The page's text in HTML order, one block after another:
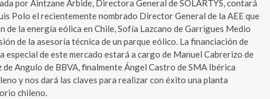
por Aintzane Arbide, Directora General de SOLARTYS, contará
Polo el recientemente nombrado Director General de la AEE que
de la energía eólica en Chile, Sofía Lazcano de Garrigues Medio
de la asesoría técnica de un parque eólico. La financiación de
de este mercado estará a cargo de Manuel Cabrerizo de
Angulo de BBVA, finalmente Ángel Castro de SMA Ibérica
y nos dará las claves para realizar con éxito una planta
chileno.